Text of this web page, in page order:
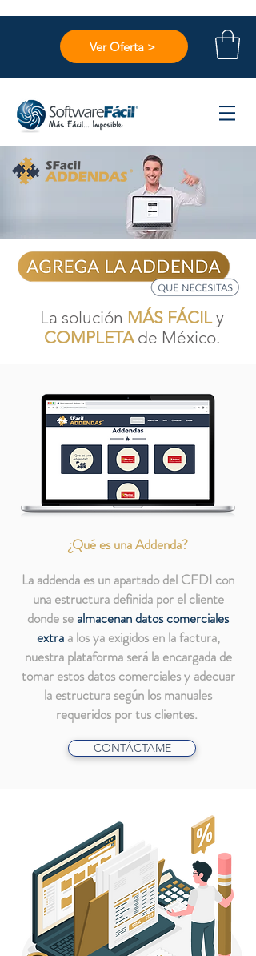
Ver Oferta >
La solución MÁS FÁCIL y
COMPLETAde México.
¿Qué es una Addenda?
La addenda es un apartado del CFDI con
una estructura definida por el cliente
donde sealmacenan datos comerciales
extra a los ya exigidos en la factura,
nuestra plataforma será la encargada de
tomar estos datos comerciales y adecuar
la estructura según los manuales
requeridos por tus clientes.
CONTÁCTAME